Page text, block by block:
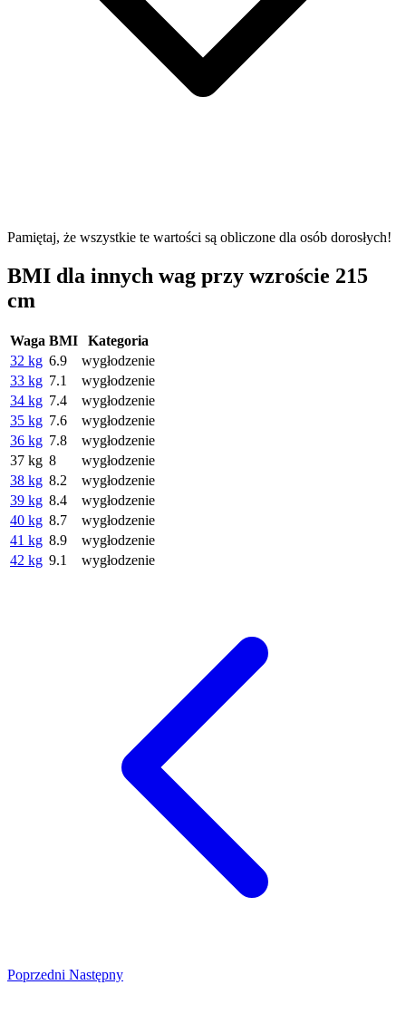
Pamiętaj, że wszystkie te wartości są obliczone dla osób dorosłych!
BMI dla innych wag przy wzroście 215
cm
Waga BMI
Kategoria
32 kg 6.9
wygłodzenie
33 kg 7.1
wygłodzenie
34 kg 7.4
wygłodzenie
35 kg 7.6
wygłodzenie
36 kg 7.8
wygłodzenie
37 kg 8
wygłodzenie
38 kg 8.2
wygłodzenie
39 kg 8.4
wygłodzenie
40 kg 8.7
wygłodzenie
41 kg 8.9
wygłodzenie
42 kg 9.1 wygłodzenie
Poprzedni Następny